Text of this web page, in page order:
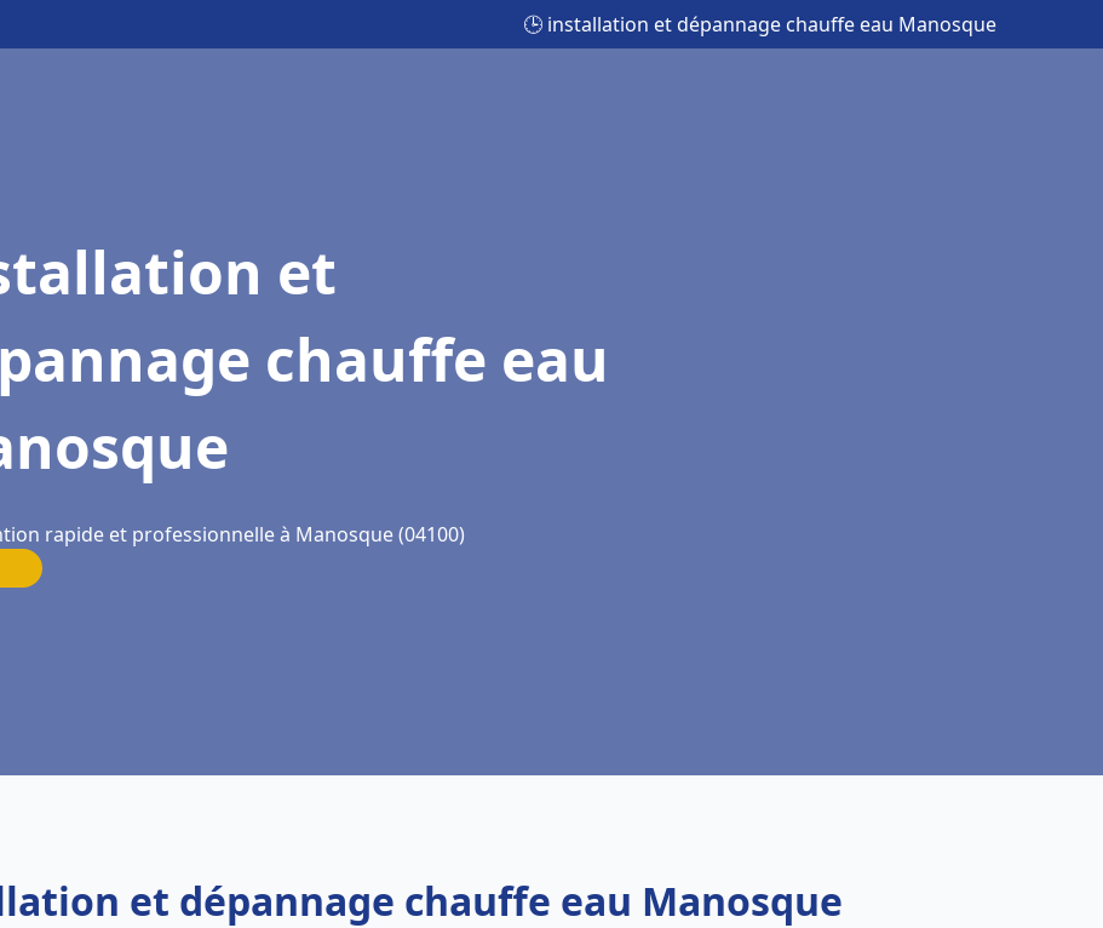
🕒 installation et dépannage chauffe eau Manosque
et
chauffe eau
rapide et professionnelle à Manosque (04100)
et dépannage chauffe eau Manosque